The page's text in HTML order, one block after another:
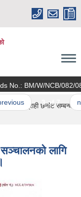
BM/W/NCB/082/083/
3 of 7
लाभग्राही छनौट सम्बन्धी
सञ्चालनको लागि